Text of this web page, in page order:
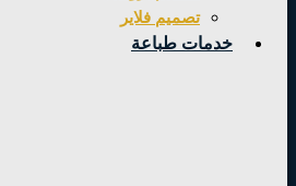
تصميم فلاير
خدمات طباعة